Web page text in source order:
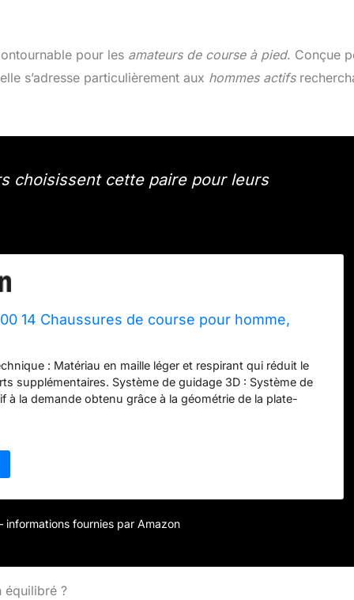
pour les amateurs de course à pied. Conçue
s’adresse particulièrement aux hommes actifs
choisissent cette paire pour leurs
14 Chaussures de course pour homme,
: Matériau en maille léger et respirant qui réduit le
supplémentaires. Système de guidage 3D : Système de
à la demande obtenu grâce à la géométrie de la plate-
réactive. Technologie PureGEL à l'arrière du pied :
technologie GEL standard. Semelle hybride Max Lite :
à fournir une gestion avancée de l'humidité, une
informations fournies par Amazon
équilibré ?